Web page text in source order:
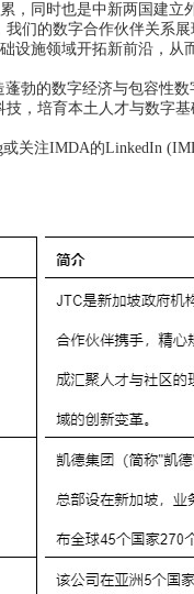
，同时也是中新两国建立
们的数字合作伙伴关系
设施领域开拓新前沿，从
勃的数字经济与包容性
，培育本土人才与数字
关注IMDA的LinkedIn